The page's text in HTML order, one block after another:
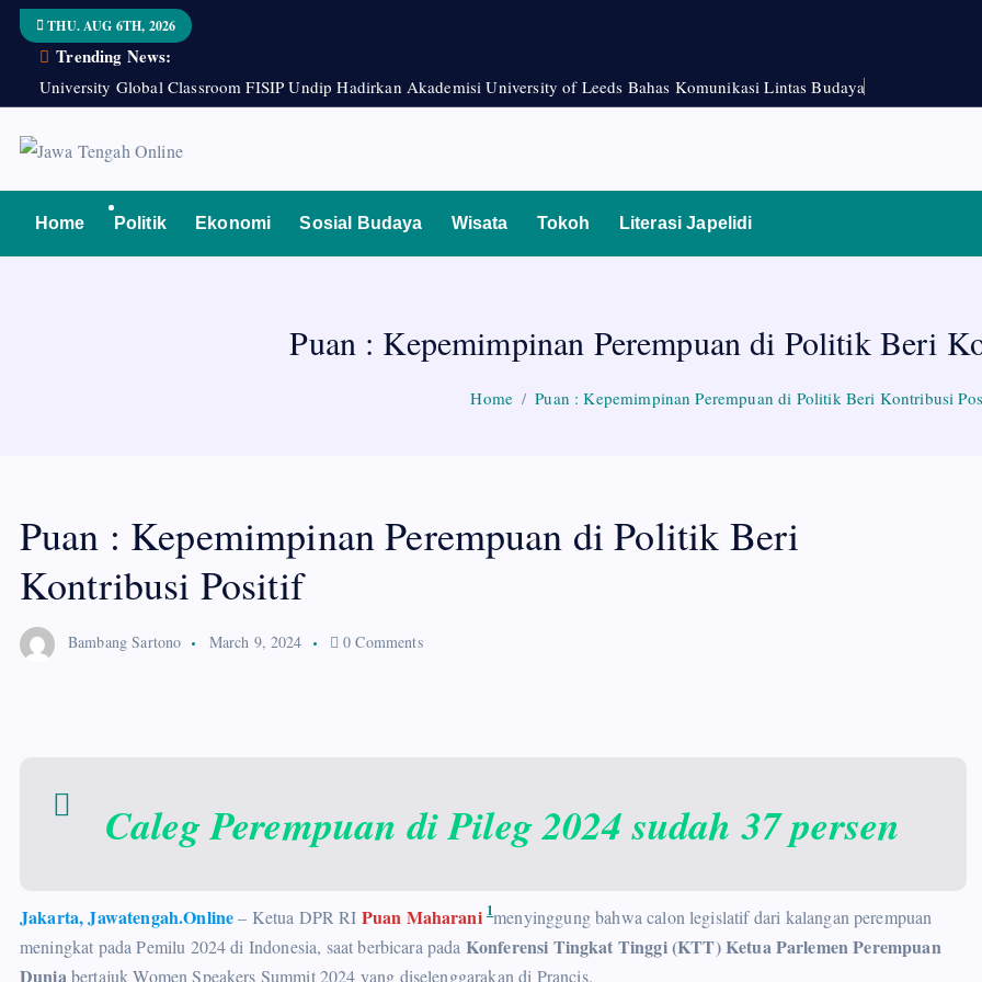
p
c
THU. AUG 6TH, 2026
Trending News:
University Global Classroom FISIP Undip Hadirkan Akademisi University of Leeds Bahas Komunikasi Lintas Budaya
Home Politik Ekonomi Sosial Budaya Wisata Tokoh Literasi Japelidi
Puan : Kepemimpinan Perempuan di Politik Beri
Home Puan : Kepemimpinan Perempuan di Politik Beri Kontribusi
Puan : Kepemimpinan Perempuan di Politik Beri
Kontribusi Positif
Bambang Sartono March 9, 2024 0 Comments
Caleg Perempuan di Pileg 2024 sudah 37 persen
Jakarta, Jawatengah.Online– Ketua DPR RI Puan Maharani 1menyinggung bahwa calon legislatif dari kalangan perempuan
meningkat pada Pemilu 2024 di Indonesia, saat berbicara pada Konferensi Tingkat Tinggi (KTT) Ketua Parlemen Perempuan
Duniabertajuk Women Speakers Summit 2024 yang diselenggarakan di Prancis.